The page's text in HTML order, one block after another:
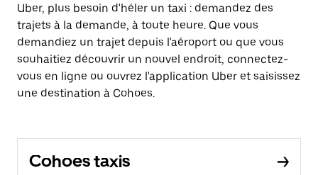
Uber, plus besoin d'héler un taxi : demandez des
trajets à la demande, à toute heure. Que vous
demandiez un trajet depuis l'aéroport ou que vous
souhaitiez découvrir un nouvel endroit, connectez-
vous en ligne ou ouvrez l'application Uber et saisissez
une destination à Cohoes.
Cohoes taxis